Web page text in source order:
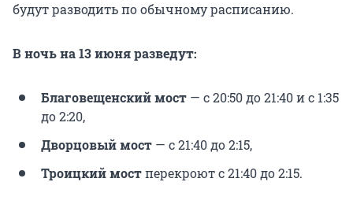
будут разводить по обычному расписанию.
В ночь на 13 июня разведут:
Благовещенский мост — с 20:50 до 21:40 и с 1:35
до 2:20,
Дворцовый мост — с 21:40 до 2:15,
Троицкий мостперекроют с 21:40 до 2:15.